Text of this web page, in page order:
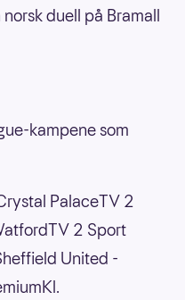
duell på Bramall
kampene som
PalaceTV 2
2 Sport
United -